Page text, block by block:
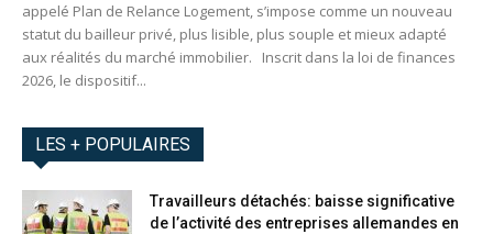
appelé Plan de Relance Logement, s’impose comme un nouveau
statut du bailleur privé, plus lisible, plus souple et mieux adapté
aux réalités du marché immobilier. Inscrit dans la loi de finances
2026, le dispositif...
LES + POPULAIRES
Travailleurs détachés: baisse significative
de l’activité des entreprises allemandes en